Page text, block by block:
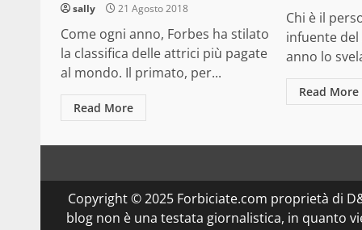
sally 21 Agosto 2018
Come ogni anno, Forbes ha stilato
la classifica delle attrici più pagate
al mondo. Il primato, per...
Read More
Chi è il
infuente del
anno lo
Read More
Copyright © 2025 Forbiciate.com proprietà di
blog non è una testata giornalistica, in quanto